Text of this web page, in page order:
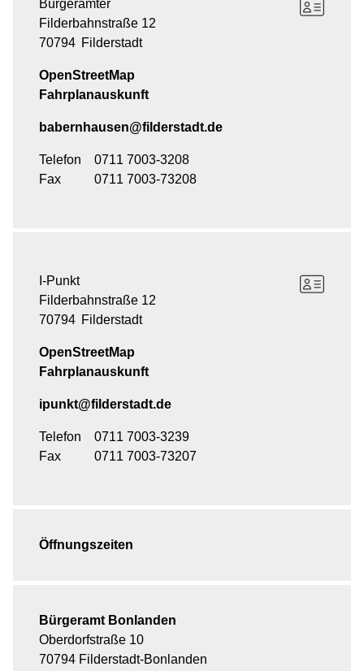
Bürgerämter
Filderbahnstraße 12
70794 Filderstadt
OpenStreetMap
Fahrplanauskunft
babernhausen@filderstadt.de
Telefon
0711 7003-3208
Fax
0711 7003-73208
I-Punkt
Filderbahnstraße 12
70794 Filderstadt
OpenStreetMap
Fahrplanauskunft
ipunkt@filderstadt.de
Telefon
0711 7003-3239
Fax
0711 7003-73207
Öffnungszeiten
Bürgeramt Bonlanden
Oberdorfstraße 10
70794 Filderstadt-Bonlanden